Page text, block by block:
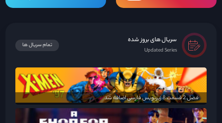
سریال های بروز شده
Updated Series
تمام سریال ها
فصل 2 قسمت 8 زیرنویس فارسی اضافه شد